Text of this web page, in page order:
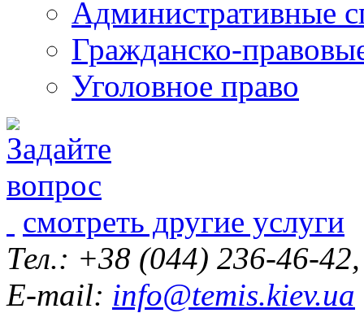
Административные
Гражданско-
Уголовное право
смотреть другие услуги
Тел.: +38 (044) 236-46-
E-mail: info@temis.kiev.ua